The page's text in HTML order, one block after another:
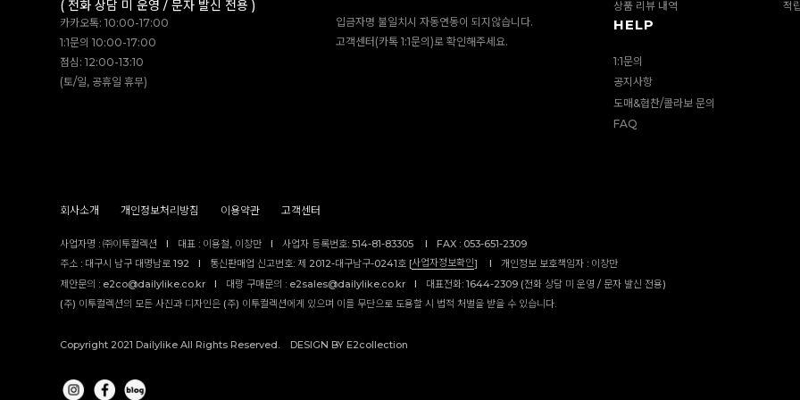
( 전화 상담 미 운영 / 문자 발신 전용 )
카카오톡: 10:00-17:00
1:1문의 10:00-17:00
점심: 12:00-13:10
(토/일, 공휴일 휴무)
입금자명 불일치시 자동연동이 되지않습니다.
고객센터(카톡 1:1문의)로 확인해주세요.
상품 리뷰 내역
적
HELP
1:1문의
공지사항
도매&협찬/콜라보 문의
FAQ
회사소개 개인정보처리방침 이용약관 고객센터
사업자명 : ㈜이투컬렉션 I 대표 : 이용철, 이창만 I 사업자 등록번호: 514-81-83305 I
FAX : 053-651-2309
주소 : 대구시 남구 대명남로 192
I 통신판매업 신고번호: 제 2012-대구남구-0241호 [사업자정보확인] I
개인정보 보호책임자 : 이창만
제안문의 : e2co@dailylike.co.kr
I 대량 구매문의 : e2sales@dailylike.co.kr I
대표전화: 1644-2309 (전화 상담 미 운영 / 문자 발신 전용)
(주) 이투컬렉션의 모든 사진과 디자인은 (주) 이투컬렉션에게 있으며 이를 무단으로 도용할 시 법적 처벌을 받을 수 있습니다.
Copyright 2021 Dailylike All Rights Reserved. DESIGN BY E2collection